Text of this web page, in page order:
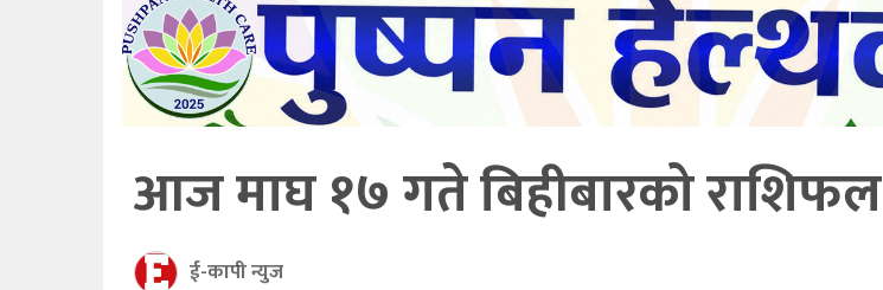
आज माघ १७ गते बिहीबारको राशिफल
ई-कापी न्युज